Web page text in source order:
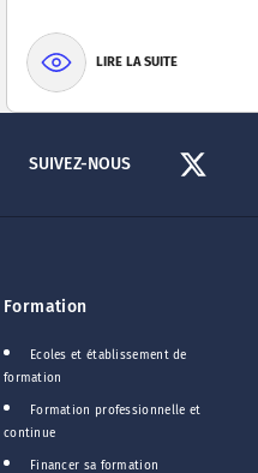
LIRE LA SUITE
SUIVEZ-NOUS
Formation
Ecoles et établissement de
formation
Formation professionnelle et
continue
Financer sa formation